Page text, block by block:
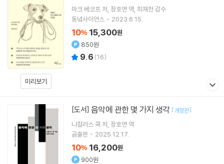
미리보기
마크 베코프 저 장호연 역 최재천 감수
동녘사이언스
2023.6.15.
10% 15,300원
850원
9.6 (16)
[도서] 음악에 관한 몇 가지 생각 [개정판]
니컬러스 쿡저 장호연 역
곰출판
2025.12.17.
10% 16,200원
900원